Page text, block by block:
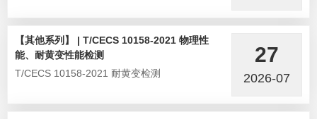
【其他系列】 | T/CECS 10158-2021 物理性
能、耐黄变性能检测
T/CECS 10158-2021 耐黄变检测
27
2026-07